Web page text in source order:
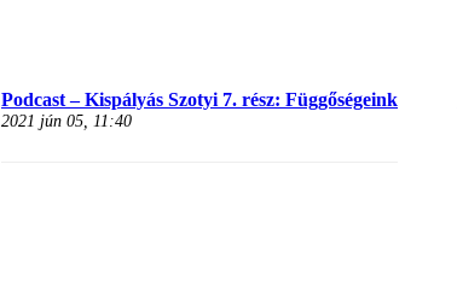
Podcast – Kispályás Szotyi 7. rész: Függőségeink
2021 jún 05, 11:40